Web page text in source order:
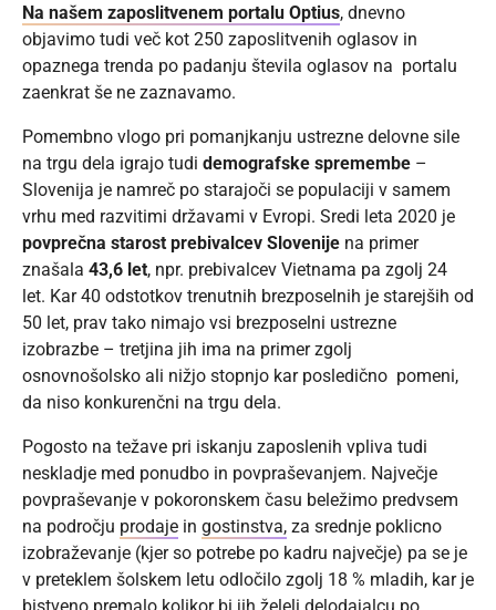
Na našem zaposlitvenem portalu Optius, dnevno
objavimo tudi več kot 250 zaposlitvenih oglasov in
opaznega trenda po padanju števila oglasov na portalu
zaenkrat še ne zaznavamo.
Pomembno vlogo pri pomanjkanju ustrezne delovne sile
na trgu dela igrajo tudi demografske spremembe –
Slovenija je namreč po starajoči se populaciji v samem
vrhu med razvitimi državami v Evropi. Sredi leta 2020 je
povprečna starost prebivalcev Slovenije na primer
znašala 43,6 let, npr. prebivalcev Vietnama pa zgolj 24
let. Kar 40 odstotkov trenutnih brezposelnih je starejših od
50 let, prav tako nimajo vsi brezposelni ustrezne
izobrazbe – tretjina jih ima na primer zgolj
osnovnošolsko ali nižjo stopnjo kar posledično pomeni,
da niso konkurenčni na trgu dela.
Pogosto na težave pri iskanju zaposlenih vpliva tudi
neskladje med ponudbo in povpraševanjem. Največje
povpraševanje v pokoronskem času beležimo predvsem
na področju prodaje in gostinstva, za srednje poklicno
izobraževanje (kjer so potrebe po kadru največje) pa se je
v preteklem šolskem letu odločilo zgolj 18 % mladih, kar je